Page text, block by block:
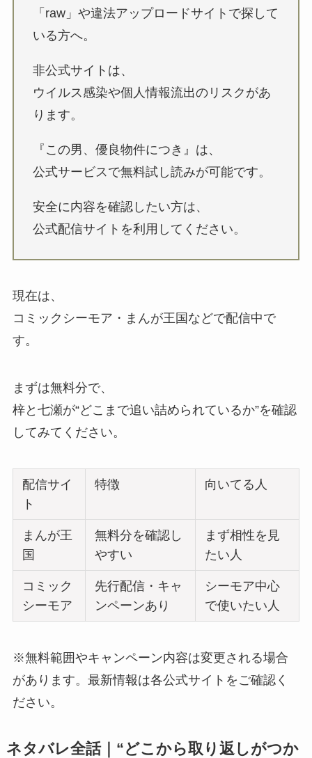
「raw」や違法アップロードサイトで探して
いる方へ。
非公式サイトは、
ウイルス感染や個人情報流出のリスクがあ
ります。
『この男、優良物件につき』は、
公式サービスで無料試し読みが可能です。
安全に内容を確認したい方は、
公式配信サイトを利用してください。
現在は、
コミックシーモア・まんが王国などで配信中で
す。
まずは無料分で、
梓と七瀬が“どこまで追い詰められているか”を確認
してみてください。
配信サイ
ト
特徴 向いてる人
まんが王
国
無料分を確認し
やすい
まず相性を見
たい人
コミック
シーモア
先行配信・キャ
ンペーンあり
シーモア中心
で使いたい人
※無料範囲やキャンペーン内容は変更される場合
があります。最新情報は各公式サイトをご確認く
ださい。
ネタバレ全話｜“どこから取り返しがつか